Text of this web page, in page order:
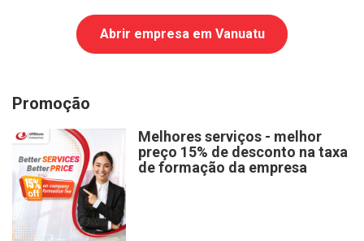
Abrir empresa em Vanuatu
Promoção
Melhores serviços - melhor
preço 15% de desconto na taxa
de formação da empresa